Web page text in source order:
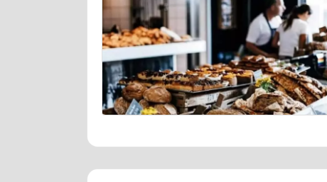
Bäckerei Musterbild